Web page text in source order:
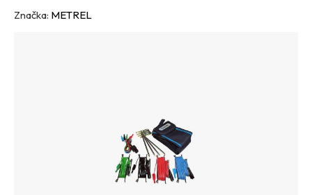
Značka: METREL